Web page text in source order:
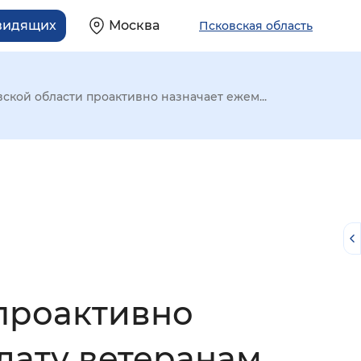
Москва Псковская область
области проактивно назначает ежем...